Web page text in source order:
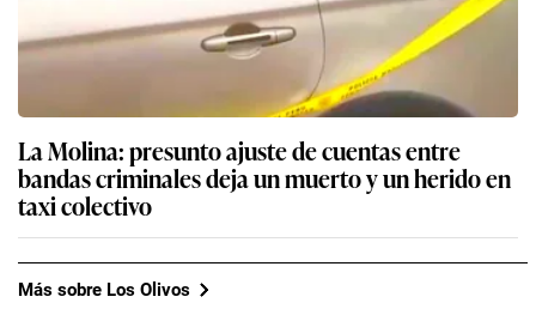
La Molina: presunto ajuste de cuentas entre
bandas criminales deja un muerto y un herido en
taxi colectivo
Más sobre Los Olivos